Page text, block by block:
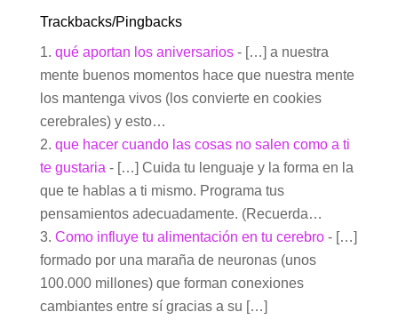
Trackbacks/Pingbacks
qué aportan los aniversarios- […] a nuestra
mente buenos momentos hace que nuestra mente
los mantenga vivos (los convierte en cookies
cerebrales) y esto…
que hacer cuando las cosas no salen como a ti
te gustaria - […] Cuida tu lenguaje y la forma en la
que te hablas a ti mismo. Programa tus
pensamientos adecuadamente. (Recuerda…
Como influye tu alimentación en tu cerebro- […]
formado por una maraña de neuronas (unos
100.000 millones) que forman conexiones
cambiantes entre sí gracias a su […]